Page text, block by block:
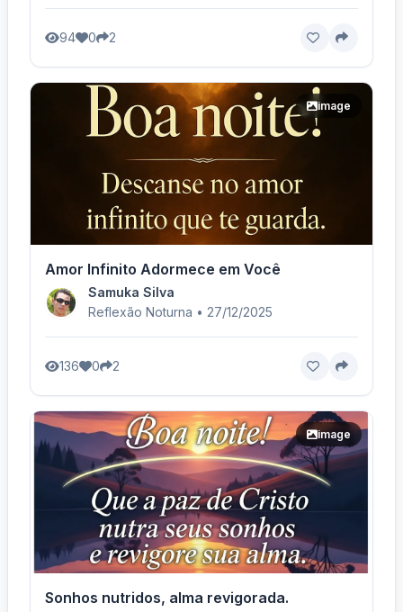
94 0 2
image
Amor Infinito Adormece em Você
Samuka Silva
Reflexão Noturna • 27/12/2025
136 0 2
image
Sonhos nutridos, alma revigorada.